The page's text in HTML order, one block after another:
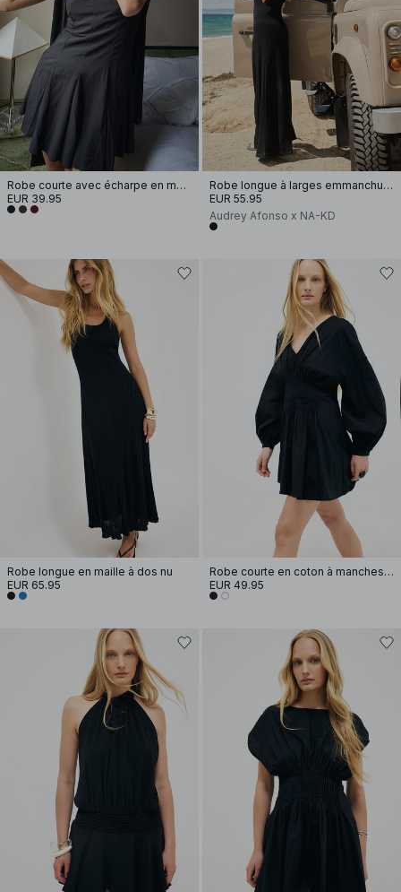
Robe courte avec écharpe en mousseline
EUR 39.95
Robe longue à larges emmanchures
EUR 55.95
Audrey Afonso x NA-KD
Robe longue en maille à dos nu
EUR 65.95
Robe courte en coton à manches longues et plis nervure
EUR 49.95